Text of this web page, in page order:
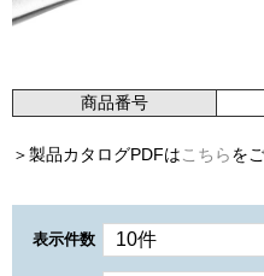
商品番号
＞製品カタログPDFは こちらを
表示件数